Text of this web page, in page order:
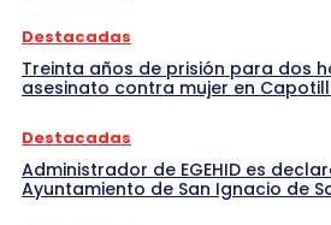
Destacadas
Treinta años de prisión para dos
asesinato contra mujer en
Destacadas
Administrador de EGEHID es
Ayuntamiento de San Ignacio de